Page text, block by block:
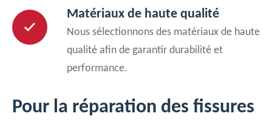
Matériaux de haute qualité
Nous sélectionnons des matériaux de haute
qualité afin de garantir durabilité et
performance.
Pour la réparation des fissures